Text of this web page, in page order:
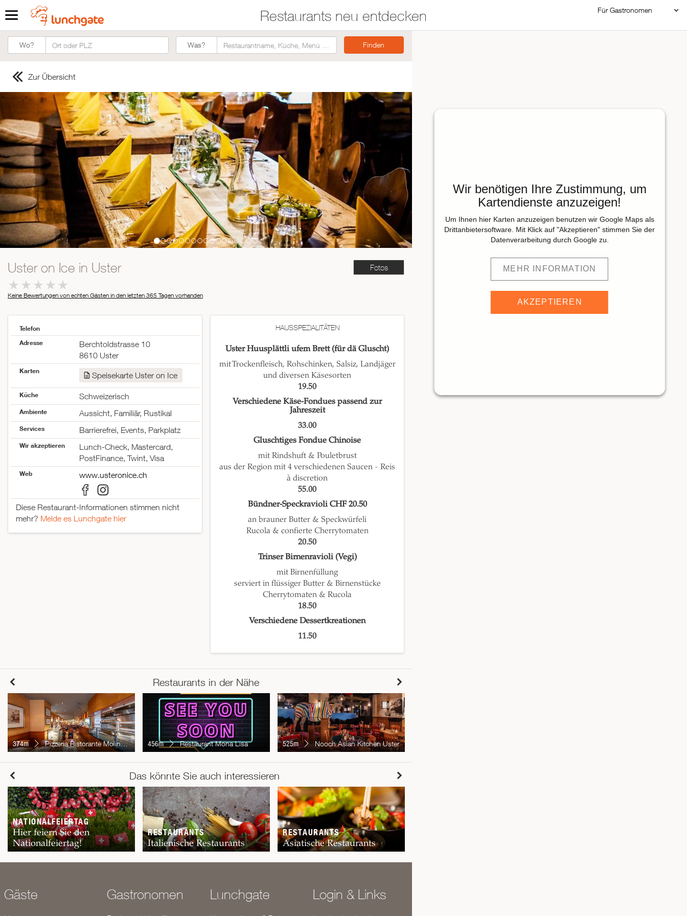
Restaurants neu entdecken
Für Gastronomen
ZUR STARTSEITE ZUR RESTAURANTSUCHE
Asiatisch
Französisch
Traditionell
Vegetarisch
Mexikanisch
Spanisch
Wo? Was?Was?
Zur Übersicht
Fotos
Uster on Ice in Uster
Keine Bewertungen von echten Gästen in den letzten 365 Tagen vorhanden
Telefon
Adresse
Berchtoldstrasse 10
8610 Uster
Karten Speisekarte Uster on Ice
Küche Schweizerisch
Ambiente Aussicht, Familiär, Rustikal
Services Barrierefrei, Events, Parkplatz
Wir akzeptieren
Lunch-Check, Mastercard,
PostFinance, Twint, Visa
Web www.usteronice.ch
Diese Restaurant-Informationen stimmen nicht
mehr? Melde es Lunchgate hier
HAUSSPEZIALITÄTEN
Uster Huusplättli ufem Brett (für dä Gluscht)
mit Trockenfleisch, Rohschinken, Salsiz, Landjäger
und diversen Käsesorten
19.50
Verschiedene Käse-Fondues passend zur
Jahreszeit
33.00
Gluschtiges Fondue Chinoise
mit Rindshuft & Pouletbrust
aus der Region mit 4 verschiedenen Saucen - Reis
à discretion
55.00
Bündner-Speckravioli CHF 20.50
an brauner Butter & Speckwürfeli
Rucola & confierte Cherrytomaten
20.50
Trinser Birnenravioli (Vegi)
mit Birnenfüllung
serviert in flüssiger Butter & Birnenstücke
Cherrytomaten & Rucola
18.50
Verschiedene Dessertkreationen
11.50
Restaurants in der Nähe
374m Pizzeria Ristorante Molino Uster 456m Restaurant Mona Lisa 525m Nooch Asian Kitchen Uster
Das könnte Sie auch interessieren
NATIONALFEIERTAG
Hier feiern Sie den
Nationalfeiertag!
RESTAURANTS
Italienische Restaurants
RESTAURANTS
Asiatische Restaurants
Gäste Gastronomen Lunchgate Login & Links
Wir benötigen Ihre Zustimmung, um
Kartendienste anzuzeigen!
Um Ihnen hier Karten anzuzeigen benutzen wir Google Maps als
Drittanbietersoftware. Mit Klick auf "Akzeptieren" stimmen Sie der
Datenverarbeitung durch Google zu.
MEHR INFORMATION
AKZEPTIEREN